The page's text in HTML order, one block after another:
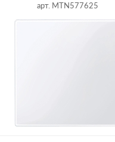
арт. MTN577625